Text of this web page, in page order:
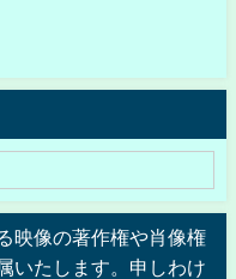
映像の著作権や肖像権
いたします。申しわけ